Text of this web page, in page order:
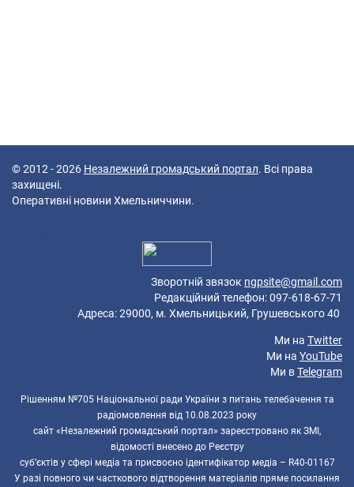
© 2012 - 2026 Незалежний громадський портал. Всі права
захищені.
Оперативні новини Хмельниччини.
Зворотній звязок ngpsite@gmail.com
Редакційний телефон: 097-618-67-71
Адреса: 29000, м. Хмельницький, Грушевського 40
Ми на Twitter
Ми на YouTube
Ми вTelegram
Рішенням №705 Національної ради України з питань телебачення та
радіомовлення від 10.08.2023 року
сайт «Незалежний громадський портал» зареєстровано як ЗМІ,
відомості внесено до Реєстру
суб’єктів у сфері медіа та присвоєно ідентифікатор медіа – R40-01167
У разі повного чи часткового відтворення матеріалів пряме посилання